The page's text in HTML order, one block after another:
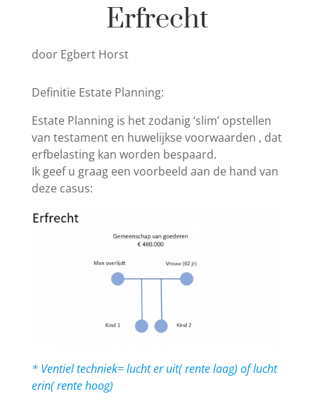
Erfrecht
door Egbert Horst
Definitie Estate Planning:
Estate Planning is het zodanig ‘slim’ opstellen
van testament en huwelijkse voorwaarden , dat
erfbelasting kan worden bespaard.
Ik geef u graag een voorbeeld aan de hand van
deze casus:
* Ventiel techniek= lucht er uit( rente laag) of lucht
erin( rente hoog)